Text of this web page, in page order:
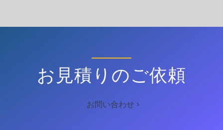
お見積りのご依頼
お問い合わせ